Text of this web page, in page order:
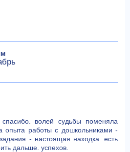
волей судьбы поменяла
опыта работы с дошкольниками -
- настоящая находка. есть
дальше. успехов.